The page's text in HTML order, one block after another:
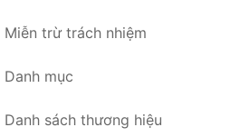
Miễn trừ trách nhiệm
Danh mục
Danh sách thương hiệu